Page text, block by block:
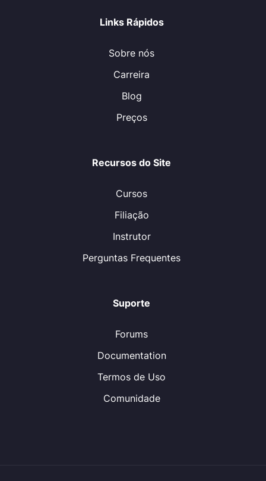
Links Rápidos
Sobre nós
Carreira
Blog
Preços
Recursos do Site
Cursos
Filiação
Instrutor
Perguntas Frequentes
Suporte
Forums
Documentation
Termos de Uso
Comunidade